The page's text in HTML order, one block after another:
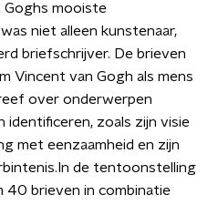
Goghs mooiste
niet alleen kunstenaar,
briefschrijver. De brieven
Vincent van Gogh als mens
over onderwerpen
identificeren, zoals zijn visie
met eenzaamheid en zijn
de tentoonstelling
40 brieven in combinatie